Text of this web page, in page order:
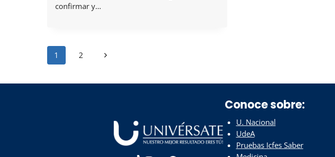
confirmar y…
Navegación
de
página
1 2
Siguiente
Conoce sobre:
U. Nacional
UdeA
Pruebas Icfes Saber